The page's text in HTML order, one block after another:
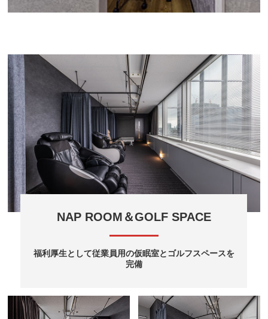
NAP ROOM＆GOLF SPACE
福利厚生として従業員用の仮眠室とゴルフスペースを
完備